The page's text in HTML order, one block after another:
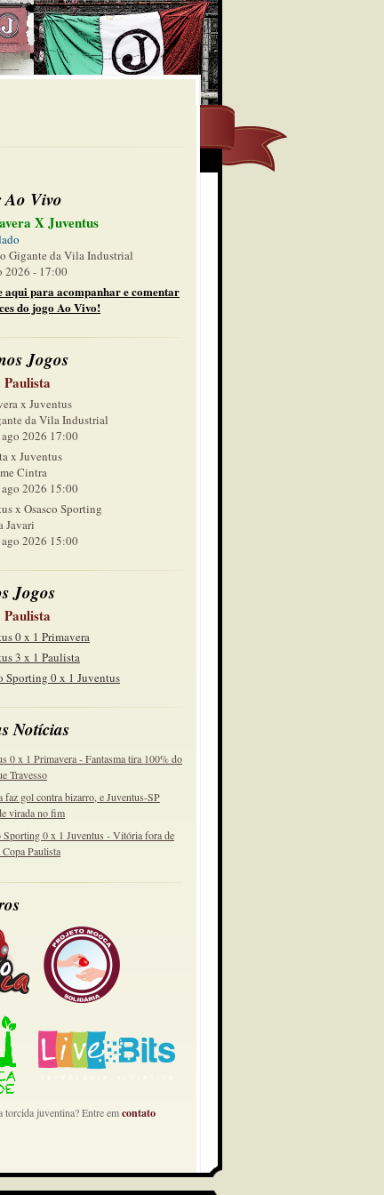
Ao Vivo
X Juventus
Gigante da Vila Industrial
2026 - 17:00
aqui para acompanhar e comentar
do jogo Ao Vivo!
Jogos
Paulista
x Juventus
da Vila Industrial
2026 17:00
x Juventus
Cintra
2026 15:00
x Osasco Sporting
Javari
2026 15:00
Jogos
Paulista
0 x 1 Primavera
3 x 1 Paulista
Sporting 0 x 1 Juventus
Notícias
0 x 1 Primavera - Fantasma tira 100% do
Travesso
faz gol contra bizarro, e Juventus-SP
virada no fim
Sporting 0 x 1 Juventus - Vitória fora de
Copa Paulista
torcida juventina? Entre emcontato